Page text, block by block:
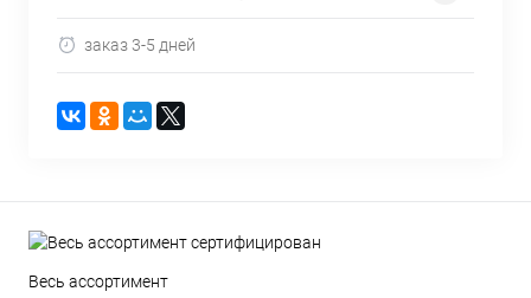
заказ 3-5 дней
Весь ассортимент